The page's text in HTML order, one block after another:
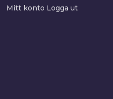
Mitt konto Logga ut